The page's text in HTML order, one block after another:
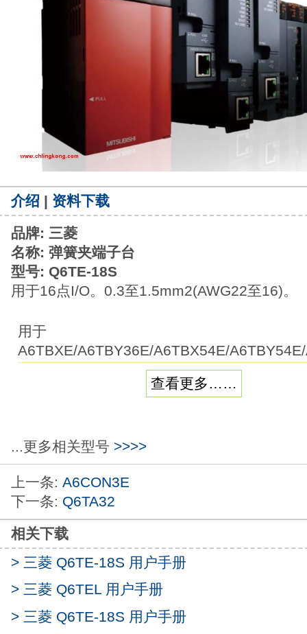
介绍 | 资料下载
品牌: 三菱
名称: 弹簧夹端子台
型号: Q6TE-18S
用于16点I/O。0.3至1.5mm2(AWG22至16)。
用于
A6TBXE/A6TBY36E/A6TBX54E/
负极；源型)长0.5m。2轴，SSCNET连接型
定位数据数：600个数据/轴。
40针连接器。
轻松实现高速、的定位控制
支持多种类型的定位控制，
包括2 〜 4轴直线插补、2轴圆弧插补、速度
度/位置切换控制、路径控制、等速控制等。
此外，可使用“ GX Configurator-QP”等软件，
方便地进行定位设置、监视和调试等三菱
在通过 SSCNET 电缆连接节省了配线的同时
总电缆距离长可达 30m。
查看更多……
...更多相关型号 >>>>
上一条: A6CON3E
下一条: Q6TA32
相关下载
> 三菱 Q6TE-18S 用户手册
> 三菱 Q6TEL 用户手册
> 三菱 Q6TE-18S 用户手册